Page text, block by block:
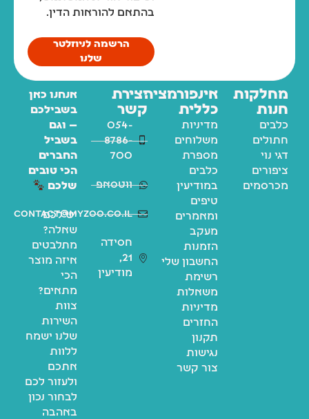
בהתאם להוראות הדין.
הרשמה לניוזלטר
שלנו
מחלקות
חנות
כלבים
חתולים
דגי נוי
ציפורים
מכרסמים
אינפורמציה
כללית
מדיניות
משלוחים
מספרת
כלבים
במודיעין
טיפים
ומאמרים
מעקב
הזמנות
החשבון שלי
רשימת
משאלות
מדיניות
החזרים
תקנון
נגישות
צור קשר
יצירת
קשר
054-
8786-
700
ווטסאפ
contact@myzoo.co.il
חסידה
21,
מודיעין
אנחנו כאן
בשבילכם
— וגם
בשביל
החברים
הכי טובים
שלכם
יש לכם
שאלה?
מתלבטים
איזה מוצר
הכי
מתאים?
צוות
השירות
שלנו ישמח
ללוות
אתכם
ולעזור לכם
לבחור נכון
באהבה